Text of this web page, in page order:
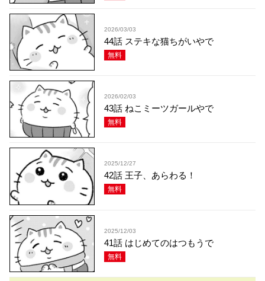
2026/03/03
44話 ステキな猫ちがいやで
無料
2026/02/03
43話 ねこミーツガールやで
無料
2025/12/27
42話 王子、あらわる！
無料
2025/12/03
41話 はじめてのはつもうで
無料